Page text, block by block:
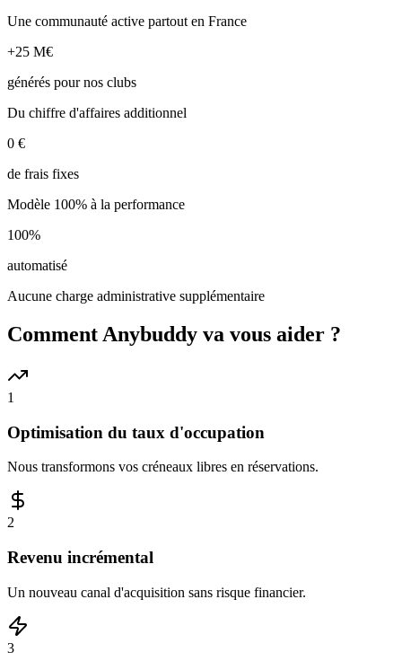
Une communauté active partout en France
+25 M€
générés pour nos clubs
Du chiffre d'affaires additionnel
0 €
de frais fixes
Modèle 100% à la performance
100%
automatisé
Aucune charge administrative supplémentaire
Comment Anybuddy va vous aider ?
1
Optimisation du taux d'occupation
Nous transformons vos créneaux libres en réservations.
2
Revenu incrémental
Un nouveau canal d'acquisition sans risque financier.
3